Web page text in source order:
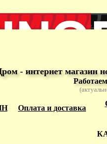
- интернет магазин
Оплата и доставка